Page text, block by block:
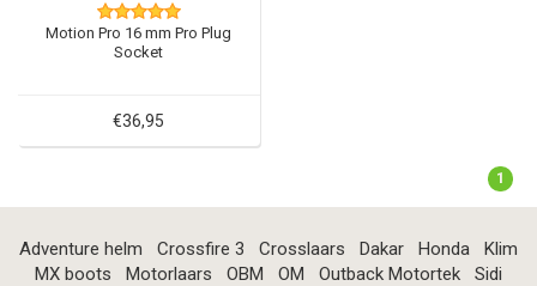
Motion Pro 16 mm Pro Plug
Socket
€36,95
1
Adventure helm Crossfire 3 Crosslaars Dakar Honda
Klim
MX boots
Motorlaars OBM OM Outback Motortek
Sidi